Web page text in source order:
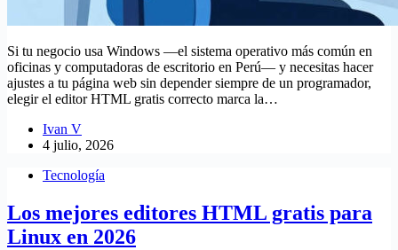
Si tu negocio usa Windows —el sistema operativo más común en
oficinas y computadoras de escritorio en Perú— y necesitas hacer
ajustes a tu página web sin depender siempre de un programador,
elegir el editor HTML gratis correcto marca la…
Ivan V
4 julio, 2026
Tecnología
Los mejores editores HTML gratis para
Linux en 2026